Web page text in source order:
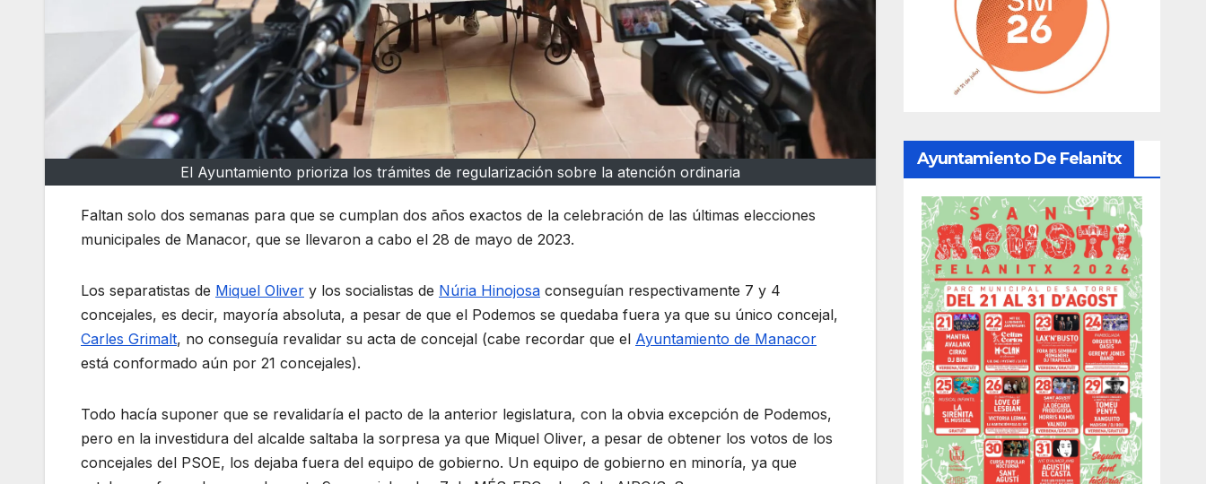
El Ayuntamiento prioriza los trámites de regularización sobre la atención ordinaria
Faltan solo dos semanas para que se cumplan dos años exactos de la celebración de las últimas elecciones
municipales de Manacor, que se llevaron a cabo el 28 de mayo de 2023.
Los separatistas de Miquel Oliver y los socialistas de Núria Hinojosa conseguían respectivamente 7 y 4
concejales, es decir, mayoría absoluta, a pesar de que el Podemos se quedaba fuera ya que su único concejal,
Carles Grimalt, no conseguía revalidar su acta de concejal (cabe recordar que el Ayuntamiento de Manacor
está conformado aún por 21 concejales).
Todo hacía suponer que se revalidaría el pacto de la anterior legislatura, con la obvia excepción de Podemos,
pero en la investidura del alcalde saltaba la sorpresa ya que Miquel Oliver, a pesar de obtener los votos de los
concejales del PSOE, los dejaba fuera del equipo de gobierno. Un equipo de gobierno en minoría, ya que
Ayuntamiento De Felanitx